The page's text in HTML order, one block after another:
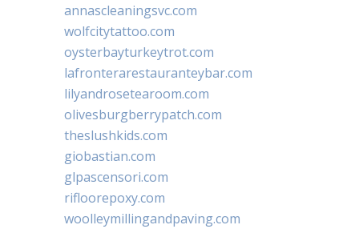
annascleaningsvc.com
wolfcitytattoo.com
oysterbayturkeytrot.com
lafronterarestauranteybar.com
lilyandrosetearoom.com
olivesburgberrypatch.com
theslushkids.com
giobastian.com
glpascensori.com
rifloorepoxy.com
woolleymillingandpaving.com